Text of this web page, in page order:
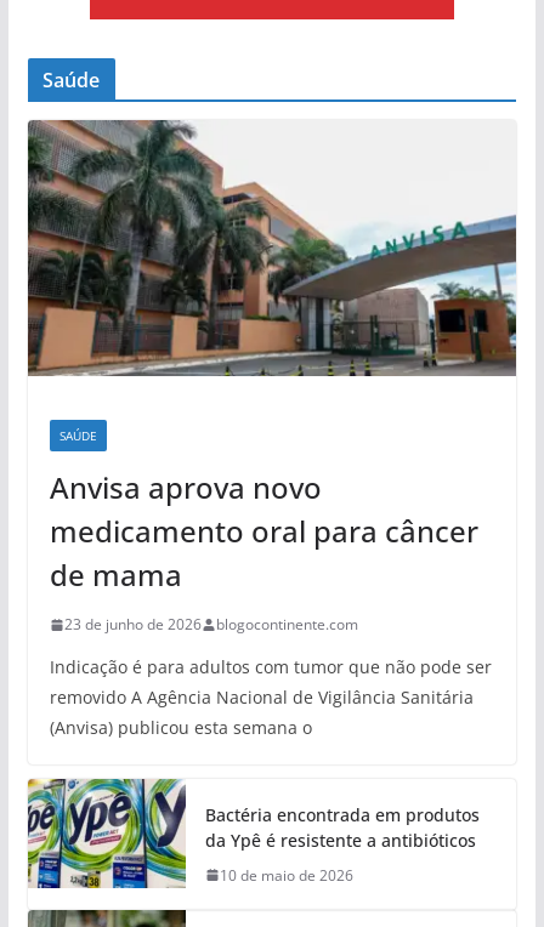
Saúde
SAÚDE
Anvisa aprova novo
medicamento oral para câncer
de mama
23 de junho de 2026 blogocontinente.com
Indicação é para adultos com tumor que não pode ser
removido A Agência Nacional de Vigilância Sanitária
(Anvisa) publicou esta semana o
Bactéria encontrada em produtos
da Ypê é resistente a antibióticos
10 de maio de 2026